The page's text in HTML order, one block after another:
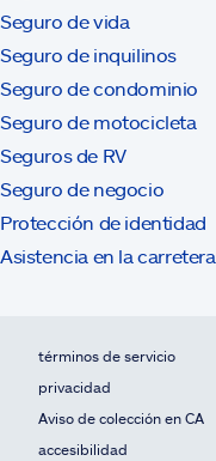
Seguro de vida
Seguro de inquilinos
Seguro de condominio
Seguro de motocicleta
Seguros de RV
Seguro de negocio
Protección de identidad
Asistencia en la carretera
términos de servicio
privacidad
Aviso de colección en CA
accesibilidad